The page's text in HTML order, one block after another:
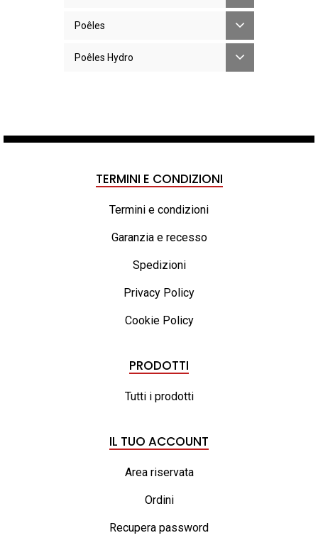
Poêles
Poêles Hydro
TERMINI E CONDIZIONI
Termini e condizioni
Garanzia e recesso
Spedizioni
Privacy Policy
Cookie Policy
PRODOTTI
Tutti i prodotti
IL TUO ACCOUNT
Area riservata
Ordini
Recupera password